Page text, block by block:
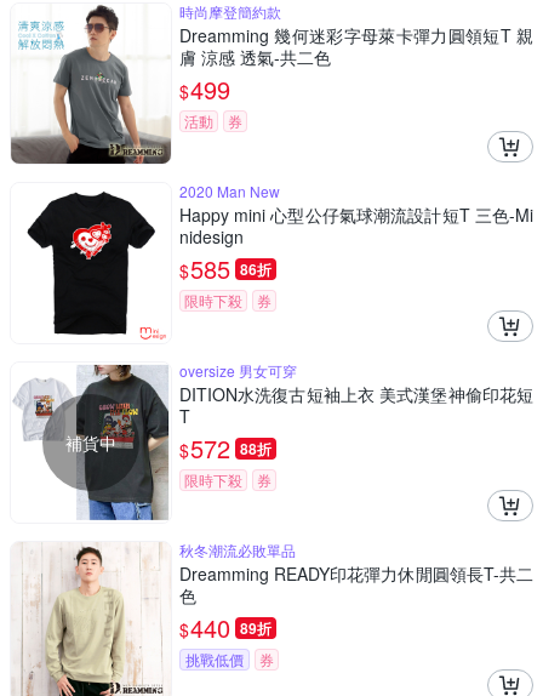
時尚摩登簡約款
Dreamming 幾何迷彩字母萊卡彈力圓領短T 親
膚 涼感 透氣-共二色
$499
活動 券
2020 Man New
Happy mini 心型公仔氣球潮流設計短T 三色-Mi
nidesign
$585 86折
限時下殺 券
補貨中
oversize 男女可穿
DITION水洗復古短袖上衣 美式漢堡神偷印花短
T
$572 88折
限時下殺 券
秋冬潮流必敗單品
Dreamming READY印花彈力休閒圓領長T-共二
色
$440 89折
挑戰低價 券